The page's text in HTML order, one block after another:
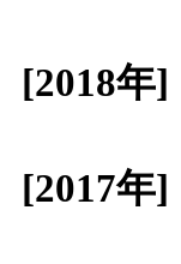
[2018年]
[2017年]